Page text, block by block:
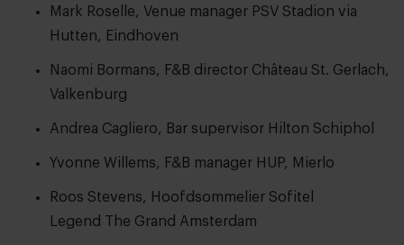
Mark Roselle, Venue manager PSV Stadion via
Hutten, Eindhoven
Naomi Bormans, F&B director Château St. Gerlach,
Valkenburg
Andrea Cagliero, Bar supervisor Hilton Schiphol
Yvonne Willems, F&B manager HUP, Mierlo
Roos Stevens, Hoofdsommelier Sofitel
Legend The Grand Amsterdam